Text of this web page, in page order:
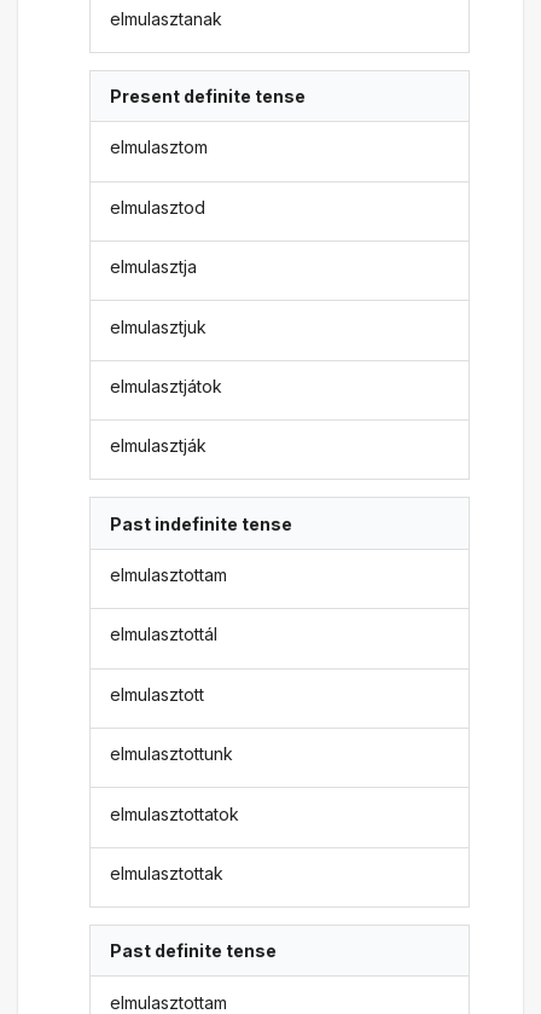
elmulasztanak
Present definite tense
elmulasztom
elmulasztod
elmulasztja
elmulasztjuk
elmulasztjátok
elmulasztják
Past indefinite tense
elmulasztottam
elmulasztottál
elmulasztott
elmulasztottunk
elmulasztottatok
elmulasztottak
Past definite tense
elmulasztottam